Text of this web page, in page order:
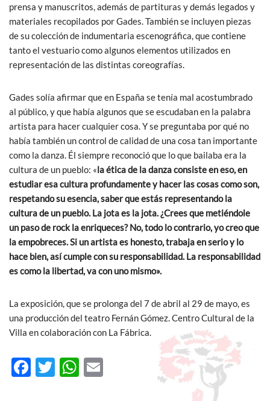
prensa y manuscritos, además de partituras y demás legados y
materiales recopilados por Gades. También se incluyen piezas
de su colección de indumentaria escenográfica, que contiene
tanto el vestuario como algunos elementos utilizados en
representación de las distintas coreografías.
Gades solía afirmar que en España se tenía mal acostumbrado
al público, y que había algunos que se escudaban en la palabra
artista para hacer cualquier cosa. Y se preguntaba por qué no
había también un control de calidad de una cosa tan importante
como la danza. Él siempre reconoció que lo que bailaba era la
cultura de un pueblo: «la ética de la danza consiste en eso, en
estudiar esa cultura profundamente y hacer las cosas como son,
respetando su esencia, saber que estás representando la
cultura de un pueblo. La jota es la jota. ¿Crees que metiéndole
un paso de rock la enriqueces? No, todo lo contrario, yo creo que
la empobreces. Si un artista es honesto, trabaja en serio y lo
hace bien, así cumple con su responsabilidad. La responsabilidad
es como la libertad, va con uno mismo».
La exposición, que se prolonga del 7 de abril al 29 de mayo, es
una producción del teatro Fernán Gómez. Centro Cultural de la
Villa en colaboración con La Fábrica.
F
T
W